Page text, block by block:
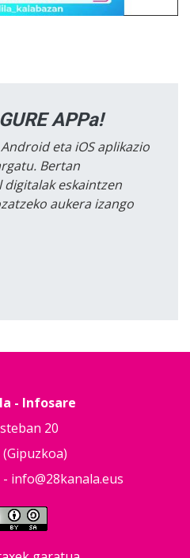
APPa!
eta iOS aplikazio
Bertan
eskaintzen
aukera izango
- Infosare
20
- info@28kanala.eus